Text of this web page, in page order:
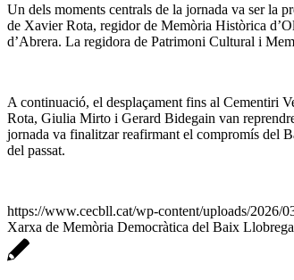
Un dels moments centrals de la jornada va ser la
de Xavier Rota, regidor de Memòria Històrica
d’Abrera. La regidora de Patrimoni Cultural i
A continuació, el desplaçament fins al Cementiri
Rota, Giulia Mirto i Gerard Bidegain van
jornada va finalitzar reafirmant el compromís del
del passat.
https://www.cecbll.cat/wp-content/uploads/2026/
Xarxa de Memòria Democràtica del Baix